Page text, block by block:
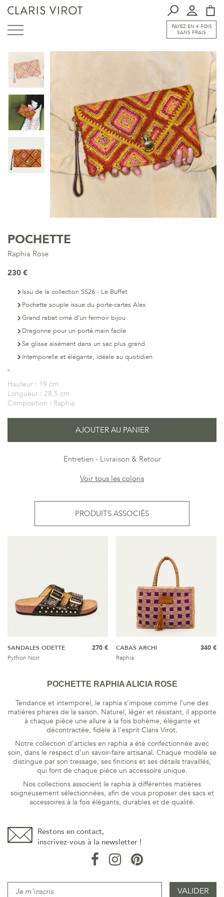
PAYEZ EN 4 FOIS
SANS FRAIS
POCHETTE
Raphia Rose
230 €
Issu de la collection SS26 - Le Buffet
Pochette souple issue du porte-cartes Alex
Grand rabat orné d’un fermoir bijou
Dragonne pour un porté main facile
Se glisse aisément dans un sac plus grand
Intemporelle et élégante, idéale au quotidien
Hauteur : 19 cm
Longueur : 28,5 cm
Composition : Raphia
AJOUTER AU PANIER
Entretien
Livraison & Retour
Voir tous les coloris
PRODUITS ASSOCIÉS
SANDALES ODETTE
Python Noir
270 €
CABAS ARCHI
Raphia
340 €
POCHETTE RAPHIA ALICIA ROSE
Tendance et intemporel, le raphia s’impose comme l’une des
matières phares de la saison. Naturel, léger et résistant, il apporte
à chaque pièce une allure à la fois bohème, élégante et
décontractée, fidèle à l’esprit Claris Virot.
Notre collection d’articles en raphia a été confectionnée avec
soin, dans le respect d’un savoir-faire artisanal. Chaque modèle se
distingue par son tressage, ses finitions et ses détails travaillés,
qui font de chaque pièce un accessoire unique.
Nos collections associent le raphia à différentes matières
soigneusement sélectionnées, afin de vous proposer des sacs et
accessoires à la fois élégants, durables et de qualité.
Restons en contact,
inscrivez-vous à la newsletter !